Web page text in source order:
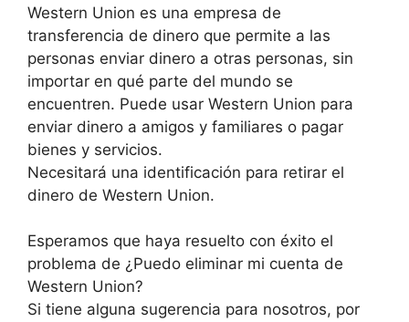
Western Union es una empresa de
transferencia de dinero que permite a las
personas enviar dinero a otras personas, sin
importar en qué parte del mundo se
encuentren. Puede usar Western Union para
enviar dinero a amigos y familiares o pagar
bienes y servicios.
Necesitará una identificación para retirar el
dinero de Western Union.
Esperamos que haya resuelto con éxito el
problema de ¿Puedo eliminar mi cuenta de
Western Union?
Si tiene alguna sugerencia para nosotros, por